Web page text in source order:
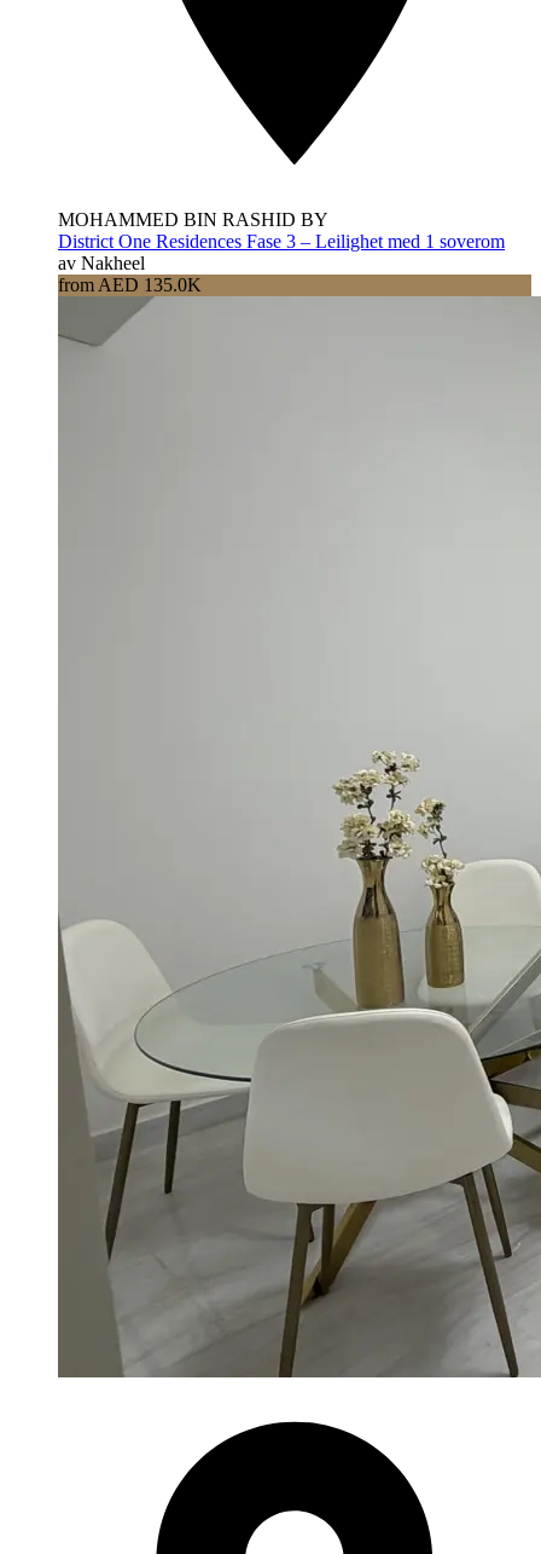
MOHAMMED BIN RASHID BY
District One Residences Fase 3 – Leilighet med 1 soverom
av Nakheel
from AED 135.0K